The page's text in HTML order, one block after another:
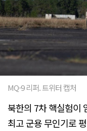
MQ-9 리퍼. 트위터 캡처
북한의 7차 핵실험이
최고 군용 무인기로